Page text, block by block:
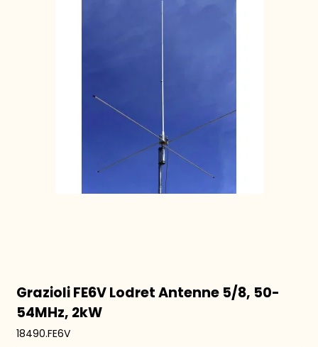
Grazioli FE6V Lodret Antenne 5/8, 50-
54MHz, 2kW
18490.FE6V